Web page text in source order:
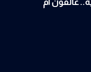
عالقون ام